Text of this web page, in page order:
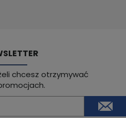
chcesz otrzymywać